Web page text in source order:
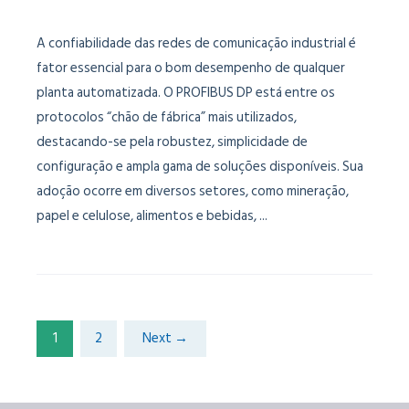
A confiabilidade das redes de comunicação industrial é
fator essencial para o bom desempenho de qualquer
planta automatizada. O PROFIBUS DP está entre os
protocolos “chão de fábrica” mais utilizados,
destacando-se pela robustez, simplicidade de
configuração e ampla gama de soluções disponíveis. Sua
adoção ocorre em diversos setores, como mineração,
papel e celulose, alimentos e bebidas, ...
1 2 Next →